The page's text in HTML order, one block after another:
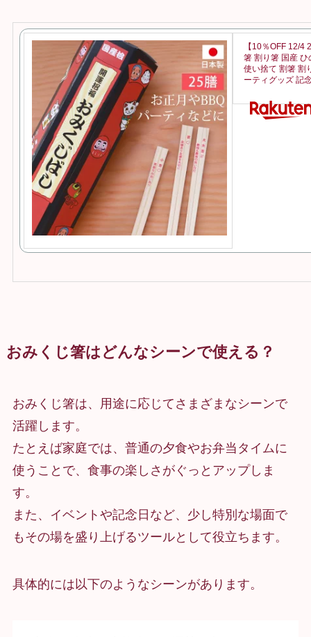
【10％OFF 12/4
箸 割り箸 国産
使い捨て 割箸 割
ーティグッズ 記
おみくじ箸はどんなシーンで使える？
おみくじ箸は、用途に応じてさまざまなシーンで
活躍します。
たとえば家庭では、普通の夕食やお弁当タイムに
使うことで、食事の楽しさがぐっとアップしま
す。
また、イベントや記念日など、少し特別な場面で
もその場を盛り上げるツールとして役立ちます。
具体的には以下のようなシーンがあります。